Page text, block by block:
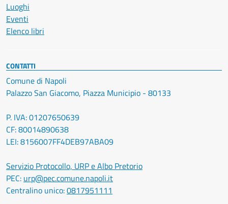
Luoghi
Eventi
Elenco libri
CONTATTI
Comune di Napoli
Palazzo San Giacomo, Piazza Municipio - 80133
P. IVA: 01207650639
CF: 80014890638
LEI: 8156007FF4DEB97ABA09
Servizio Protocollo, URP e Albo Pretorio
PEC: urp@pec.comune.napoli.it
Centralino unico:0817951111